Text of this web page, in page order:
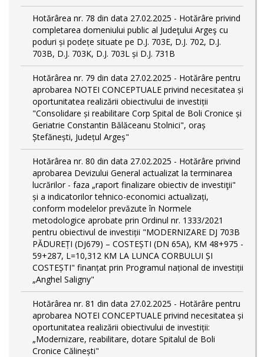
Hotărârea nr. 78 din data 27.02.2025 - Hotărâre privind
completarea domeniului public al Judeţului Argeş cu
poduri și podețe situate pe D.J. 703E, D.J. 702, D.J.
703B, D.J. 703K, D.J. 703L și D.J. 731B
Hotărârea nr. 79 din data 27.02.2025 - Hotărâre pentru
aprobarea NOTEI CONCEPTUALE privind necesitatea și
oportunitatea realizării obiectivului de investiții
"Consolidare și reabilitare Corp Spital de Boli Cronice și
Geriatrie Constantin Bălăceanu Stolnici", oraș
Ștefănești, Județul Argeș"
Hotărârea nr. 80 din data 27.02.2025 - Hotărâre privind
aprobarea Devizului General actualizat la terminarea
lucrărilor - faza „raport finalizare obiectiv de investiţii"
și a indicatorilor tehnico-economici actualizați,
conform modelelor prevăzute în Normele
metodologice aprobate prin Ordinul nr. 1333/2021
pentru obiectivul de investiții "MODERNIZARE DJ 703B
PĂDUREȚI (DJ679) – COSTEȘTI (DN 65A), KM 48+975 -
59+287, L=10,312 KM LA LUNCA CORBULUI ȘI
COSTEȘTI" finanțat prin Programul național de investiții
„Anghel Saligny"
Hotărârea nr. 81 din data 27.02.2025 - Hotărâre pentru
aprobarea NOTEI CONCEPTUALE privind necesitatea și
oportunitatea realizării obiectivului de investiții:
„Modernizare, reabilitare, dotare Spitalul de Boli
Cronice Călinești"